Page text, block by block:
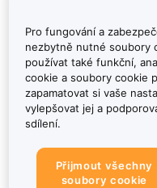
Pro fungování a
nezbytně nutné soubory
používat také funkční,
cookie a soubory cookie
zapamatovat si vaše
vylepšovat jej a
sdílení.
Přijmout všechny
soubory cookie